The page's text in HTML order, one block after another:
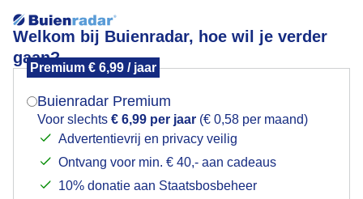
Welkom bij Buienradar, hoe wil je verder
gaan?
Premium € 6,99 / jaar
Buienradar Premium
Voor slechts € 6,99 per jaar (€ 0,58 per maand)
Advertentievrij en privacy veilig
Ontvang voor min. € 40,- aan cadeaus
10% donatie aan Staatsbosbeheer
Grijs in Haarlem vandaag
Mogen we je locatie gebruiken voor het
Indien je hier nog geen akkoord op hebt gegeven,
verschijnt er zo een pop-up uit je browser waarin